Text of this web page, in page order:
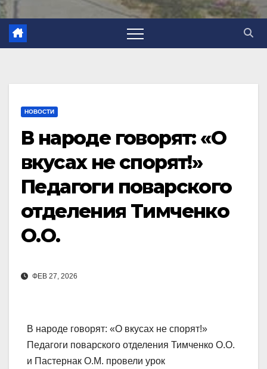
НОВОСТИ
В народе говорят: «О
вкусах не спорят!»
Педагоги поварского
отделения Тимченко
О.О.
ФЕВ 27, 2026
В народе говорят: «О вкусах не спорят!»
Педагоги поварского отделения Тимченко О.О.
и Пастернак О.М. провели урок